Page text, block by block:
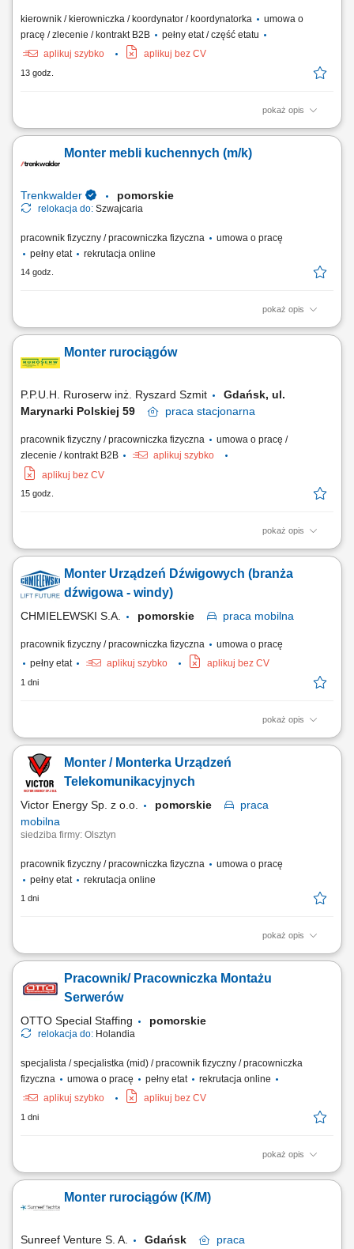
kierownik / kierowniczka / koordynator / koordynatorka
umowa o
pracę / zlecenie / kontrakt B2B
pełny etat / część etatu
aplikuj szybko
aplikuj bez CV
13 godz.
pokaż opis
koordynacja pracy zespołu; odpowiedzialność za przebieg prac;
Monter mebli kuchennych (m/k)
Trenkwalder pomorskie
relokacja do: Szwajcaria
pracownik fizyczny / pracowniczka fizyczna
umowa o pracę
pełny etat
rekrutacja online
14 godz.
pokaż opis
Twoje zadania samodzielny montaż mebli kuchennych u klientów,
zgodnie z dokumentacją, wykonywanie wysokiej jakości prac
wykończeniowych, samodzielna organizacja pracy na miejscu montażu,
Monter rurociągów
P.P.U.H. Ruroserw inż. Ryszard Szmit
Gdańsk, ul.
Marynarki Polskiej 59
praca stacjonarna
pracownik fizyczny / pracowniczka fizyczna
umowa o pracę /
zlecenie / kontrakt B2B
aplikuj szybko
aplikuj bez CV
15 godz.
pokaż opis
prace rurarsko - monterskie, makietowanie rur, wymiana.
Monter Urządzeń Dźwigowych (branża
dźwigowa - windy)
CHMIELEWSKI S.A. pomorskie praca mobilna
pracownik fizyczny / pracowniczka fizyczna
umowa o pracę
pełny etat
aplikuj szybko aplikuj bez CV
1 dni
pokaż opis
Zakres obowiązków Montaż oraz uruchamianie urządzeń dźwigowych
(nowe urządzenia oraz modernizacje); Dbanie o porządek w miejscu
pracy oraz przestrzeganie standardów firmy; Kontrola jakości
zmontowanych urządzeń dźwigowych; Weryfikacja urządzeń pod kątem
zgodności z dokumentacją...
Monter / Monterka Urządzeń
Telekomunikacyjnych
Victor Energy Sp. z o.o. pomorskie
praca
mobilna
siedziba firmy: Olsztyn
pracownik fizyczny / pracowniczka fizyczna
umowa o pracę
pełny etat
rekrutacja online
1 dni
pokaż opis
Opis stanowiska: Praca mobilna (realizacje na terenie całej Polski)
Pracownik/ Pracowniczka Montażu
Serwerów
OTTO Special Staffing pomorskie
relokacja do: Holandia
specjalista / specjalistka (mid) / pracownik fizyczny / pracowniczka
fizyczna
umowa o pracę pełny etat
rekrutacja online
aplikuj szybko
aplikuj bez CV
1 dni
pokaż opis
Opis stanowiska: montaż i konfiguracja serwerów zgodnie z
podzespołów komputerowych i przygotowywanie urządzeń do dalszej
dystrybucji, realizacja zadań produkcyjnych zgodnie z harmonogramem
Monter rurociągów (K/M)
Sunreef Venture S. A. Gdańsk
praca